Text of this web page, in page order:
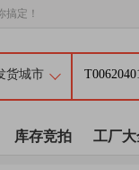
定！
库存竞拍 工厂大